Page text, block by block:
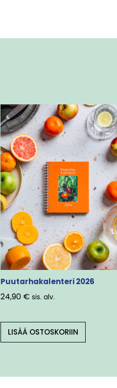
Puutarhakalenteri 2026
24,90 € sis. alv.
LISÄÄ OSTOSKORIIN